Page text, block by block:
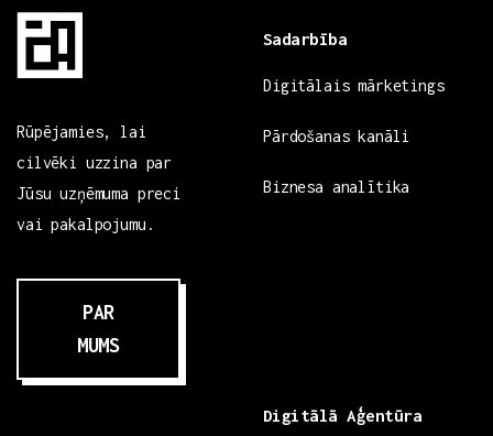
Rūpējamies, lai
cilvēki uzzina par
Jūsu uzņēmuma preci
vai pakalpojumu.
PAR
MUMS
Sadarbība
Digitālais mārketings
Pārdošanas kanāli
Biznesa analītika
Digitālā Aģentūra